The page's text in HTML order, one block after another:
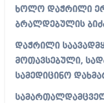
ხოლო დაჭრილი
ბრალდებულის
დაჭრილი
მოთავსებული,
სამედიცინო